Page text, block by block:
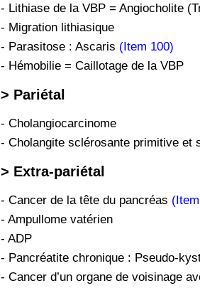
- Lithiase de la VBP = Angiocholite
- Migration lithiasique
- Parasitose : Ascaris (Item 100)
- Hémobilie = Caillotage de la VBP
> Pariétal
- Cholangiocarcinome
- Cholangite sclérosante primitive et
> Extra-pariétal
- Cancer de la tête du pancréas
- Ampullome vatérien
- ADP
- Pancréatite chronique : Pseudo-
- Cancer d’un organe de voisinage